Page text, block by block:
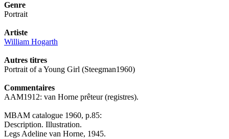
Genre
Portrait
Artiste
William Hogarth
Autres titres
Portrait of a Young Girl (Steegman1960)
Commentaires
AAM1912: van Horne prêteur (registres).
MBAM catalogue 1960, p.85:
Description. Illustration.
Legs Adeline van Horne, 1945.